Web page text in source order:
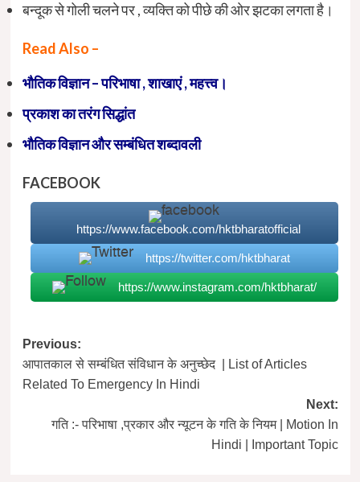
बन्दूक से गोली चलने पर , व्यक्ति को पीछे की ओर झटका लगता है।
Read Also –
भौतिक विज्ञान – परिभाषा , शाखाएं , महत्त्व।
प्रकाश का तरंग सिद्धांत
भौतिक विज्ञान और सम्बंधित शब्दावली
FACEBOOK
https://www.facebook.com/hktbharatofficial
https://twitter.com/hktbharat
https://www.instagram.com/hktbharat/
Post
navigation
Previous:
आपातकाल से सम्बंधित संविधान के अनुच्छेद | List of Articles
Related To Emergency In Hindi
Next:
गति :- परिभाषा ,प्रकार और न्यूटन के गति के नियम | Motion In
Hindi | Important Topic